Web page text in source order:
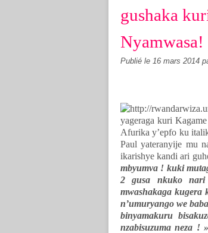
gushaka
Nyamwasa!
Publié le 16 mars 2014
yageraga kuri
Afurika y’epfo ku
Paul yateranyije mu
ikarishye kandi ari
mbyumva ! kuki
2 gusa nkuko nari
mwashakaga kugera
n’umuryango we
binyamakuru
nzabisuzuma neza ! »